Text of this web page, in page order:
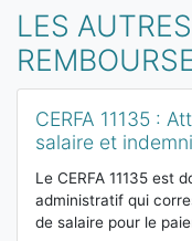
LES
CERFA 11135 :
salaire et
Le CERFA 11135 est
administratif qui
de salaire pour le